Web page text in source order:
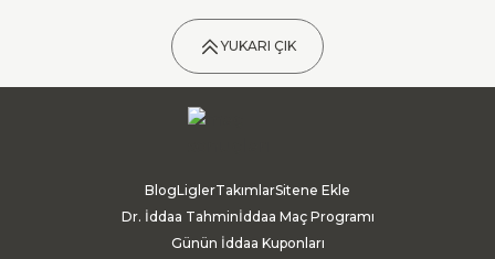
YUKARI ÇIK
BlogLiglerTakımlarSitene Ekle
Dr. İddaa Tahminİddaa Maç Programı
Günün İddaa Kuponları